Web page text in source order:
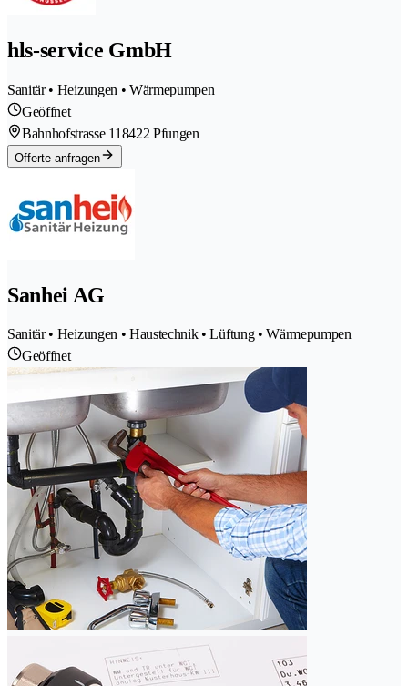
hls-service GmbH
Sanitär • Heizungen • Wärmepumpen
Geöffnet
Bahnhofstrasse 118422 Pfungen
Offerte anfragen
Sanhei AG
Sanitär • Heizungen • Haustechnik • Lüftung • Wärmepumpen
Geöffnet